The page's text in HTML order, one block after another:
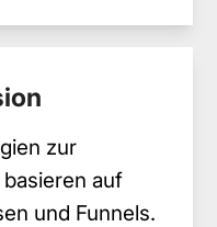
zur
auf
und Funnels.